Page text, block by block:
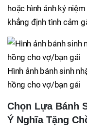
hoặc hình ảnh kỷ
khẳng định tình cảm
Hình ảnh bánh sinh
hồng cho vợ/bạn gái
Chọn Lựa Bánh
Ý Nghĩa Tặng